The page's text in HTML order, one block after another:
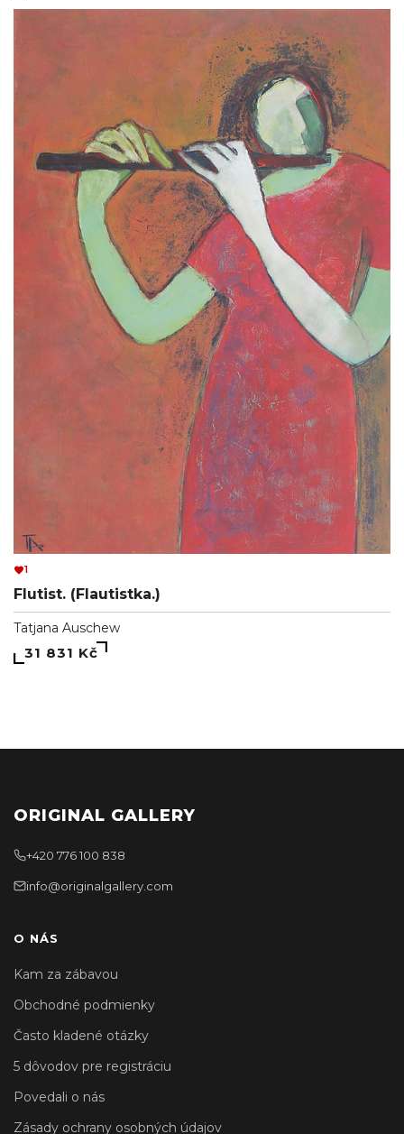
1
Flutist. (Flautistka.)
Tatjana Auschew
31 831 Kč
ORIGINAL GALLERY
+420 776 100 838
info@originalgallery.com
O NÁS
Kam za zábavou
Obchodné podmienky
Často kladené otázky
5 dôvodov pre registráciu
Povedali o nás
Zásady ochrany osobných údajov